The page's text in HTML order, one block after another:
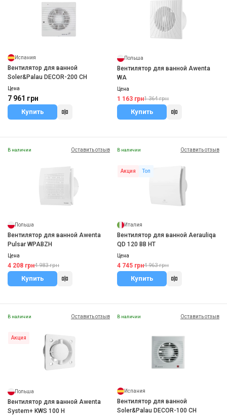
Испания
Вентилятор для ванной
Soler&Palau DECOR-200 CH
Цена
7 961 грн
Купить
Польша
Вентилятор для ванной Awenta
WA
Цена
1 163 грн1 364 грн
Купить
В наличии Оставить отзыв
Польша
Вентилятор для ванной Awenta
Pulsar WPABZH
Цена
4 208 грн4 983 грн
Купить
В наличии Оставить отзыв
Акция Топ
Италия
Вентилятор для ванной Aerauliqa
QD 120 BB HT
Цена
4 745 грн4 963 грн
Купить
В наличии Оставить отзыв
Акция
Польша
Вентилятор для ванной Awenta
System+ KWS 100 H
В наличии Оставить отзыв
Испания
Вентилятор для ванной
Soler&Palau DECOR-100 CH